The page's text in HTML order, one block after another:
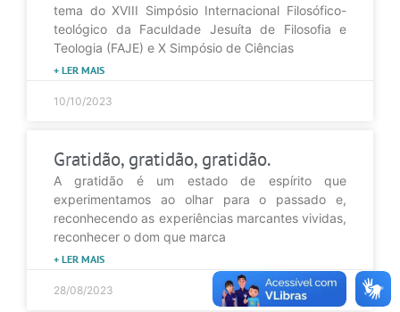
tema do XVIII Simpósio Internacional Filosófico-
teológico da Faculdade Jesuíta de Filosofia e
Teologia (FAJE) e X Simpósio de Ciências
+ LER MAIS
10/10/2023
Gratidão, gratidão, gratidão.
A gratidão é um estado de espírito que
experimentamos ao olhar para o passado e,
reconhecendo as experiências marcantes vividas,
reconhecer o dom que marca
+ LER MAIS
28/08/2023